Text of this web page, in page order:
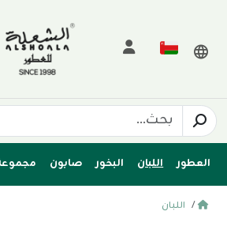
العطور اللبان البخور صابون
اللبان